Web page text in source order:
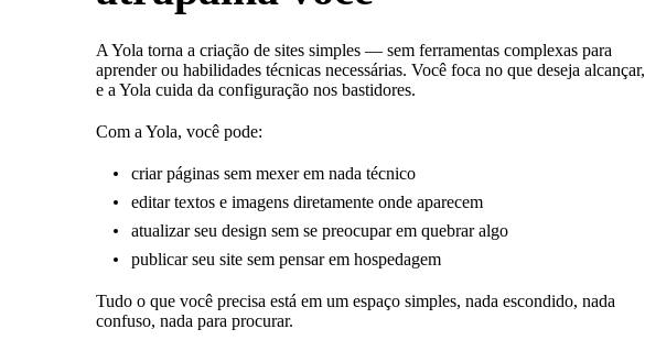
A Yola torna a criação de sites simples — sem ferramentas complexas para
aprender ou habilidades técnicas necessárias. Você foca no que deseja alcançar,
e a Yola cuida da configuração nos bastidores.
Com a Yola, você pode:
criar páginas sem mexer em nada técnico
editar textos e imagens diretamente onde aparecem
atualizar seu design sem se preocupar em quebrar algo
publicar seu site sem pensar em hospedagem
Tudo o que você precisa está em um espaço simples, nada escondido, nada
confuso, nada para procurar.